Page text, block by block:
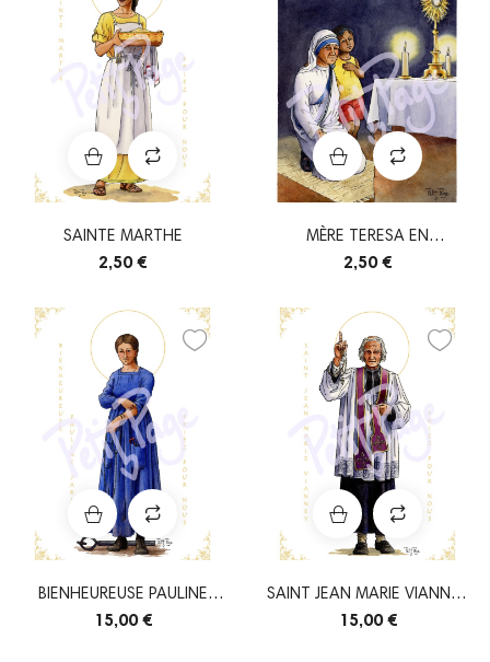
SAINTE MARTHE
2,50 €
MÈRE TERESA EN
ADORATION
2,50 €
BIENHEUREUSE PAULINE
JARICOT A4
15,00 €
SAINT JEAN MARIE VIANNEY
(VERSION...
15,00 €